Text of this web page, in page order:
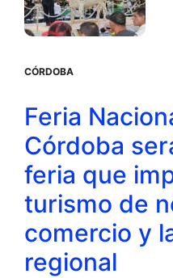
CÓRDOBA
Feria
Córdoba
feria que
turismo de
comercio y
regional